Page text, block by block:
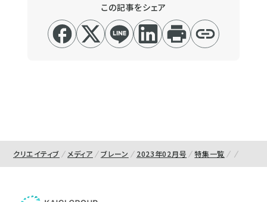
この記事をシェア
クリエイティブ メディア ブレーン 2023年02月号 特集一覧